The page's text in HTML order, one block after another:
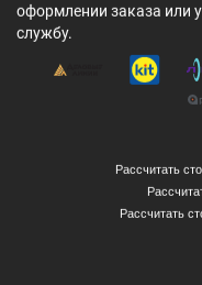
оформлении заказа или
службу.
Рассчитать
Рассчитать